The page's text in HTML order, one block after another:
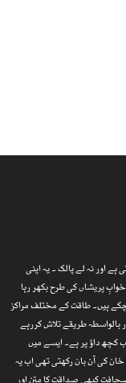
اور نہ لے پالک ۔ یہ اپنی
پریشاں کی طرح بکھر رہا
ہیں۔ طاقت کے مختلف مراکز
بالواسطہ طریقے تلاش کررہے
کچھ داؤ پر ہے۔ ایسے میں
کی آن بان رکھتی تھی اب یہ